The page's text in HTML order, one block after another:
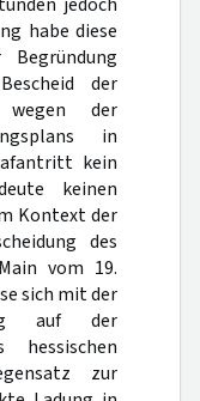
habe diese
der
wegen der
in
kein
keinen
Kontext der
des
vom 19.
sich mit der
auf der
hessischen
zur